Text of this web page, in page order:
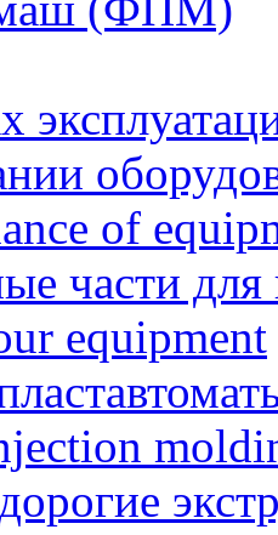
of
части для
equipment